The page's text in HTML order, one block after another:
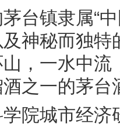
镇隶属“中
神秘而独
，一水中
之一的茅台
城市经济